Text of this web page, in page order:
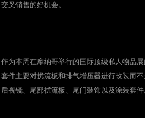
交叉销售的好机会。
作为本周在摩纳哥举行的国际顶级私人物品
套件主要对扰流板和排气增压器进行改装而
后视镜、尾部扰流板、尾门装饰以及涂装套件